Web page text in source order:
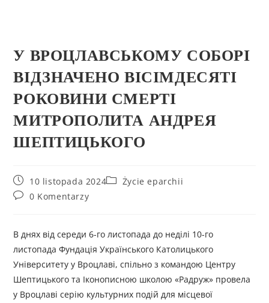
У ВРОЦЛАВСЬКОМУ СОБОРІ
ВІДЗНАЧЕНО ВІСІМДЕСЯТІ
РОКОВИНИ СМЕРТІ
МИТРОПОЛИТА АНДРЕЯ
ШЕПТИЦЬКОГО
10 listopada 2024
Życie eparchii
0 Komentarzy
В днях від середи 6-го листопада до неділі 10-го
листопада Фундація Українського Католицького
Університету у Вроцлаві, спільно з командою Центру
Шептицького та Іконописною школою «Радруж» провела
у Вроцлаві серію культурних подій для місцевої